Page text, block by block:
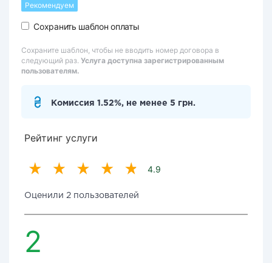
Рекомендуем
Сохранить шаблон оплаты
Сохраните шаблон, чтобы не вводить номер договора в
следующий раз. Услуга доступна зарегистрированным
пользователям.
Комиссия 1.52%, не менее 5 грн.
Рейтинг услуги
4.9
Оценили 2 пользователей
2